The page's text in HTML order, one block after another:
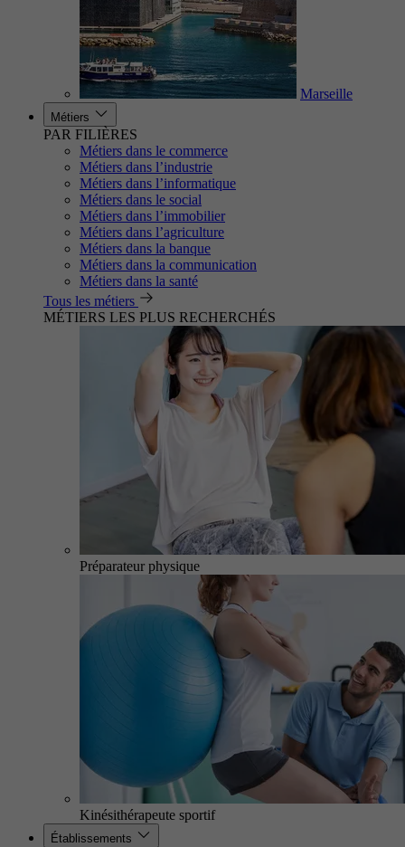
Marseille
Métiers
PAR FILIÈRES
Métiers dans le commerce
Métiers dans l’industrie
Métiers dans l’informatique
Métiers dans le social
Métiers dans l’immobilier
Métiers dans l’agriculture
Métiers dans la banque
Métiers dans la communication
Métiers dans la santé
Tous les métiers
MÉTIERS LES PLUS RECHERCHÉS
Préparateur physique
Kinésithérapeute sportif
Établissements